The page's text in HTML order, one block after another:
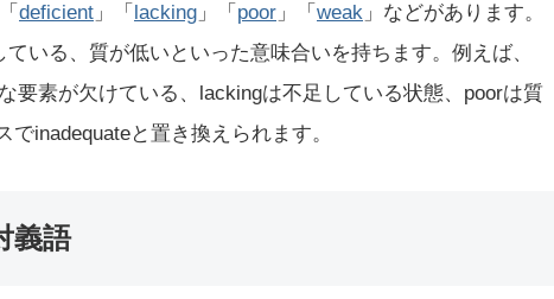
deficient 」「 lacking 」「 poor 」「 weak 」などがあります。
いる、質が低いといった意味合いを持ちます。例えば、
要素が欠けている、lackingは不足している状態、poorは質
inadequateと置き換えられます。
義語